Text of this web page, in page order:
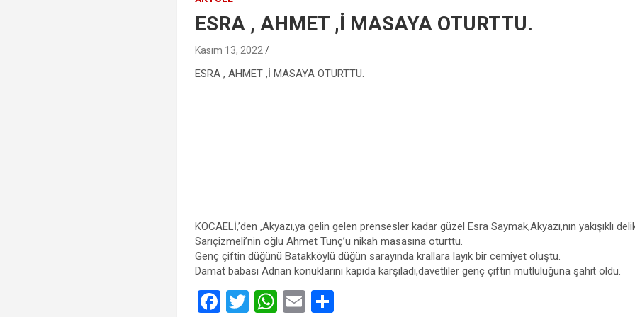
ESRA , AHMET ,İ MASAYA OTURTTU.
Kasım 13, 2022
ESRA , AHMET ,İ MASAYA OTURTTU.
KOCAELİ,’den ,Akyazı,ya gelin gelen prensesler kadar güzel Esra Saymak,Akyazı,nın yakışıklı
Sarıçizmeli’nin oğlu Ahmet Tunç’u nikah masasına oturttu.
Genç çiftin düğünü Batakköylü düğün sarayında krallara layık bir cemiyet oluştu.
Damat babası Adnan konuklarını kapıda karşıladı,davetliler genç çiftin mutluluğuna şahit oldu.
F
T
W E